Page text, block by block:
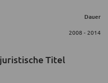
Dauer
2008 - 2014
Titel